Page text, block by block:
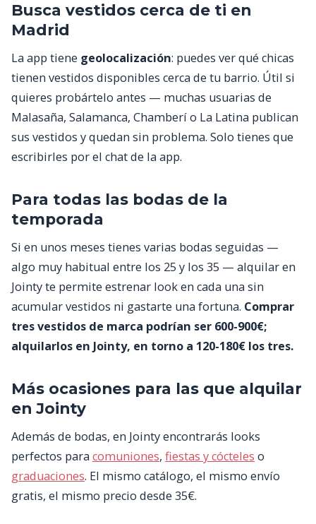
Busca vestidos cerca de ti en
Madrid
La app tiene geolocalización: puedes ver qué chicas
tienen vestidos disponibles cerca de tu barrio. Útil si
quieres probártelo antes — muchas usuarias de
Malasaña, Salamanca, Chamberí o La Latina publican
sus vestidos y quedan sin problema. Solo tienes que
escribirles por el chat de la app.
Para todas las bodas de la
temporada
Si en unos meses tienes varias bodas seguidas —
algo muy habitual entre los 25 y los 35 — alquilar en
Jointy te permite estrenar look en cada una sin
acumular vestidos ni gastarte una fortuna. Comprar
tres vestidos de marca podrían ser 600-900€;
alquilarlos en Jointy, en torno a 120-180€ los tres.
Más ocasiones para las que alquilar
en Jointy
Además de bodas, en Jointy encontrarás looks
perfectos para comuniones, fiestas y cócteles o
graduaciones. El mismo catálogo, el mismo envío
gratis, el mismo precio desde 35€.